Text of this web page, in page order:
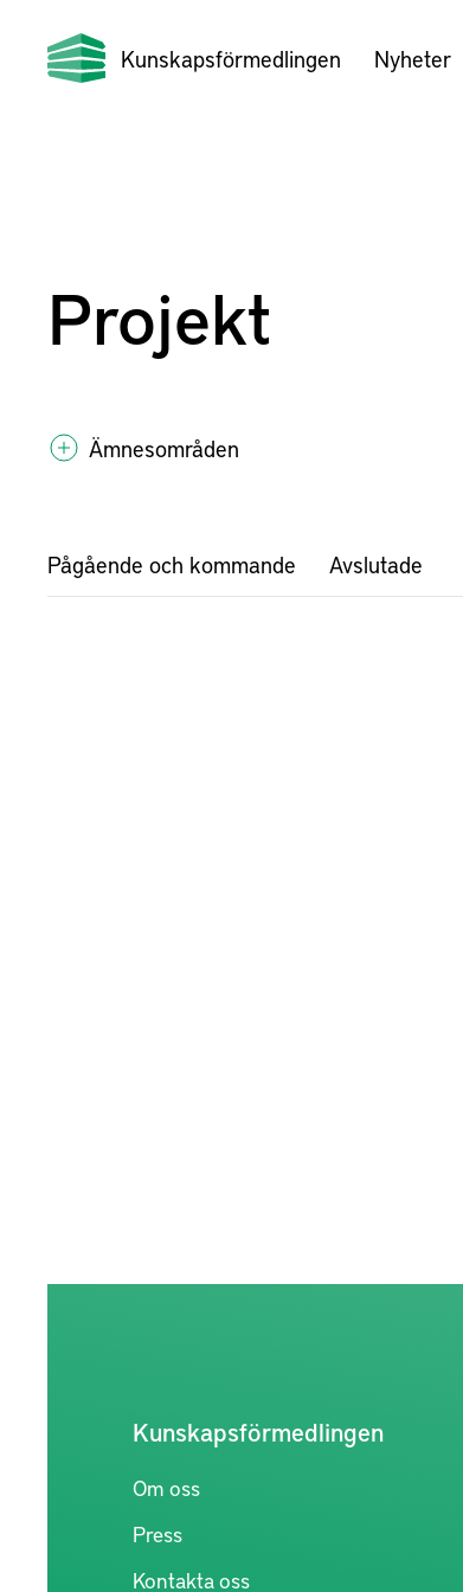
Kunskapsförmedlingen Nyheter
Projekt
Ämnesområden
Pågående och kommande Avslutade
Kunskapsförmedlingen
Om oss
Press
Kontakta oss